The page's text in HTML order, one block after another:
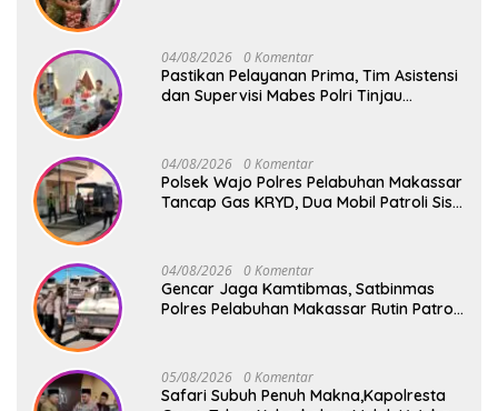
04/08/2026 0 Komentar
Pastikan Pelayanan Prima, Tim Asistensi
dan Supervisi Mabes Polri Tinjau
04/08/2026 0 Komentar
Polsek Wajo Polres Pelabuhan Makassar
Tancap Gas KRYD, Dua Mobil Patroli Sisir
04/08/2026 0 Komentar
Gencar Jaga Kamtibmas, Satbinmas
Polres Pelabuhan Makassar Rutin Patroli
05/08/2026 0 Komentar
Safari Subuh Penuh Makna,Kapolresta